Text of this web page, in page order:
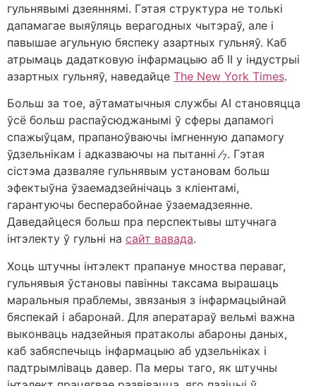
гульнявымі дзеяннямі. Гэтая структура не толькі
дапамагае выяўляць верагодных чытэраў, але і
павышае агульную бяспеку азартных гульняў. Каб
атрымаць дадатковую інфармацыю аб ІІ у індустрыі
азартных гульняў, наведайце The New York Times.
Больш за тое, аўтаматычныя службы AI становяцца
ўсё больш распаўсюджанымі ў сферы дапамогі
спажыўцам, прапаноўваючы імгненную дапамогу
ўдзельнікам і адказваючы на пытанні ⁄7. Гэтая
сістэма дазваляе гульнявым установам больш
эфектыўна ўзаемадзейнічаць з кліентамі,
гарантуючы бесперабойнае ўзаемадзеянне.
Даведайцеся больш пра перспектывы штучнага
інтэлекту ў гульні на сайт вавада.
Хоць штучны інтэлект прапануе мноства пераваг,
гульнявыя ўстановы павінны таксама вырашаць
маральныя праблемы, звязаныя з інфармацыйнай
бяспекай і абаронай. Для аператараў вельмі важна
выконваць надзейныя пратаколы абароны даных,
каб забяспечыць інфармацыю аб удзельніках і
падтрымліваць давер. Па меры таго, як штучны